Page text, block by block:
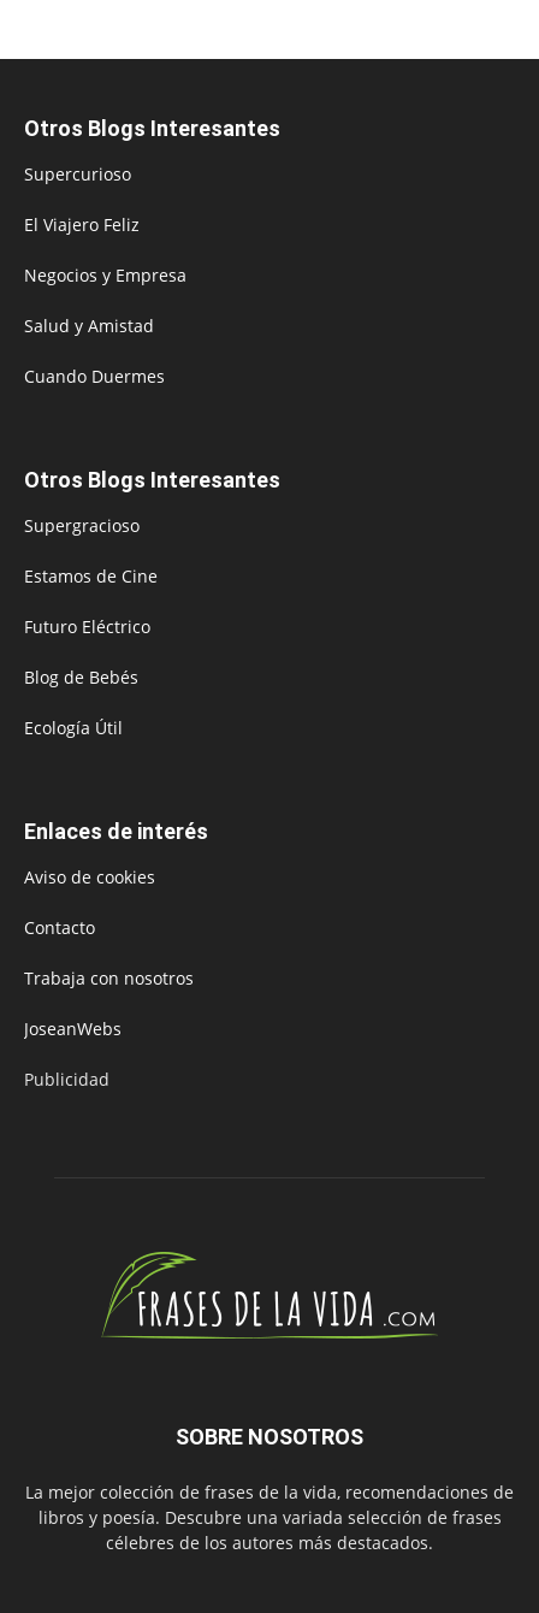
Otros Blogs Interesantes
Supercurioso
El Viajero Feliz
Negocios y Empresa
Salud y Amistad
Cuando Duermes
Otros Blogs Interesantes
Supergracioso
Estamos de Cine
Futuro Eléctrico
Blog de Bebés
Ecología Útil
Enlaces de interés
Aviso de cookies
Contacto
Trabaja con nosotros
JoseanWebs
Publicidad
SOBRE NOSOTROS
La mejor colección de frases de la vida, recomendaciones de
libros y poesía. Descubre una variada selección de frases
célebres de los autores más destacados.